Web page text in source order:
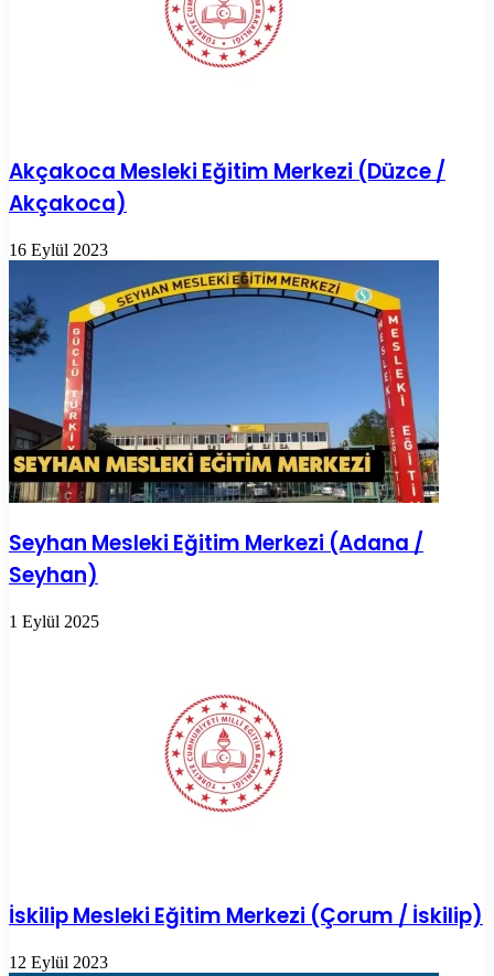
Akçakoca Mesleki Eğitim Merkezi (Düzce /
Akçakoca)
16 Eylül 2023
Seyhan Mesleki Eğitim Merkezi (Adana /
Seyhan)
1 Eylül 2025
İskilip Mesleki Eğitim Merkezi (Çorum / İskilip)
12 Eylül 2023